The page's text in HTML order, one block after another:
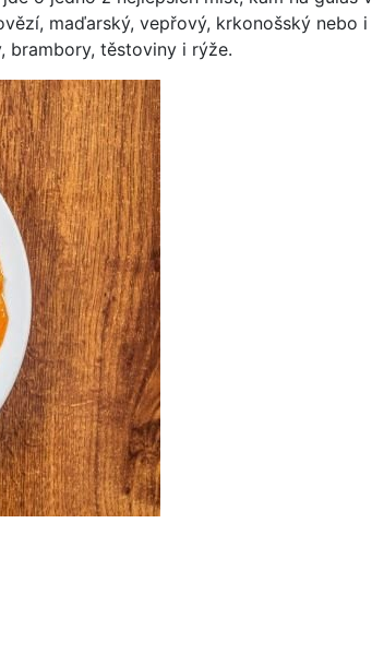
maďarský, vepřový, krkonošský nebo i
brambory, těstoviny i rýže.